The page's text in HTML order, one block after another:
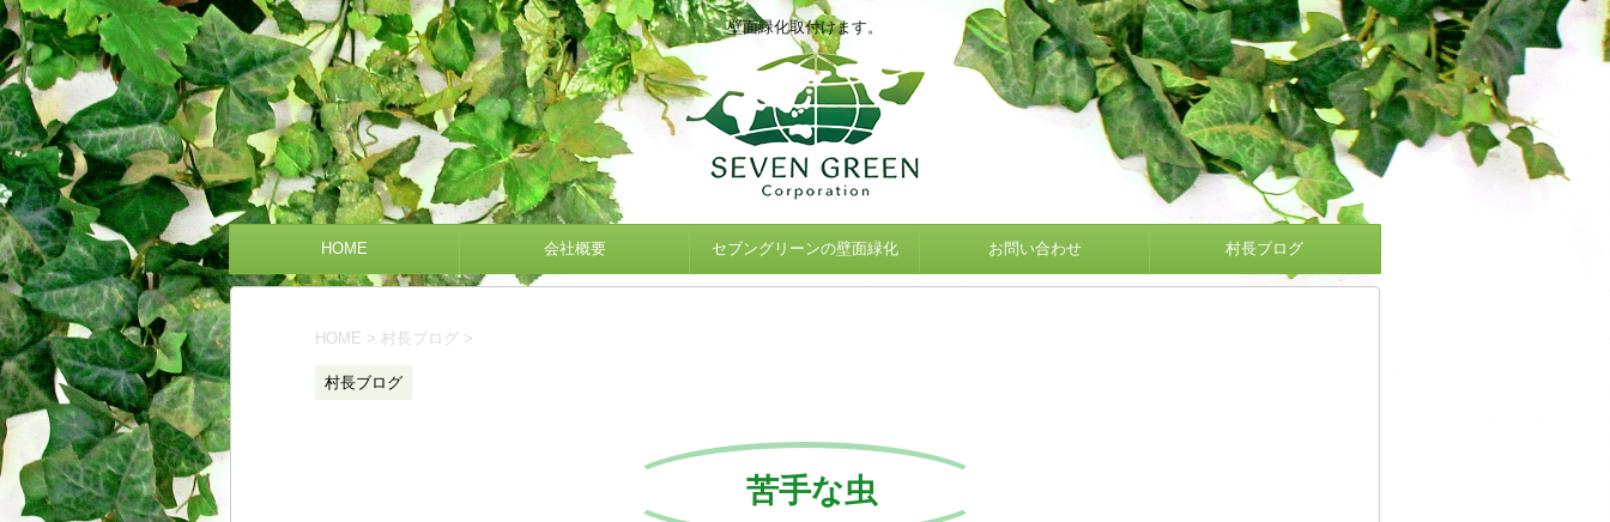
壁面緑化取付けます。
HOME 会社概要 セブングリーンの壁面緑化 お問い合わせ 村長ブログ
HOME > 村長ブログ >
村長ブログ
苦手な虫